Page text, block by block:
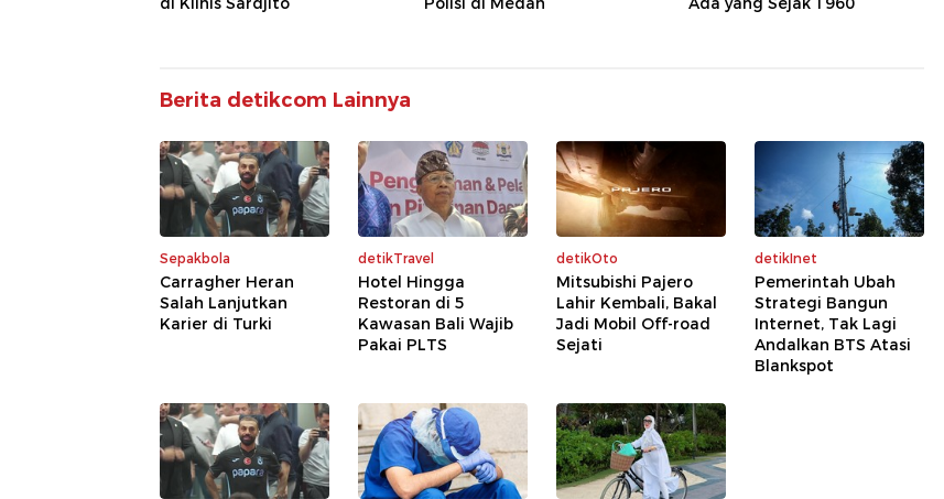
Berita detikcom Lainnya
Sepakbola
Carragher Heran
Salah Lanjutkan
Karier di Turki
detikTravel
Hotel Hingga
Restoran di 5
Kawasan Bali Wajib
Pakai PLTS
detikOto
Mitsubishi Pajero
Lahir Kembali, Bakal
Jadi Mobil Off-road
Sejati
detikInet
Pemerintah Ubah
Strategi Bangun
Internet, Tak Lagi
Andalkan BTS Atasi
Blankspot